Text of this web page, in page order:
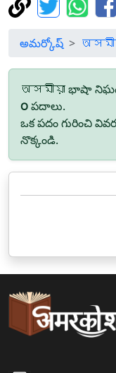
అమర్కోష్
অসমীয়া భాషా
౦పదాలు.
ఒక పదం గురించి
నొక్కండి.